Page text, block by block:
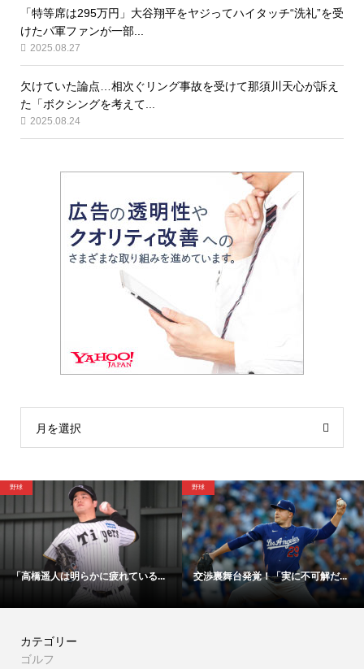
「特等席は295万円」大谷翔平をヤジってハイタッチ“洗礼”を受
けたパ軍ファンが一部...
2025.08.27
欠けていた論点…相次ぐリング事故を受けて那須川天心が訴え
た「ボクシングを考えて...
2025.08.24
月を選択
「48時間以内にサイン！」冨安健...
野球
【映像】大谷翔平が今永昇太から
カテゴリー
ゴルフ